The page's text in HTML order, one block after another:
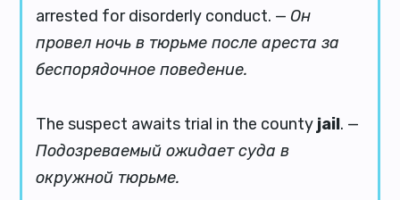
arrested for disorderly conduct. —Он
провел ночь в тюрьме после ареста за
беспорядочное поведение.
The suspect awaits trial in the county jail. —
Подозреваемый ожидает суда в
окружной тюрьме.